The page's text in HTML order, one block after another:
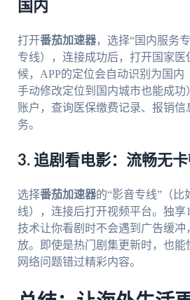
国内
打开番茄加速器，选择“国内服务
专线），连接成功后，打开国家医
候，APP的定位会自动识别为国内
手动修改定位到国内城市也能成功
账户，查询医保缴费记录、报销信
务。
3. 追剧看电影：流畅无
选择番茄加速器的“影音专线”（比
线），连接后打开视频平台。独享
技术让你看剧时不会遇到广告缓冲
放。即使是热门剧集更新时，也能
网络问题错过精彩内容。